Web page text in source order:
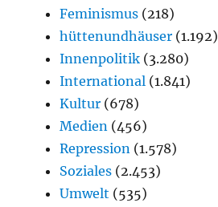
Feminismus (218)
hüttenundhäuser (1.192)
Innenpolitik (3.280)
International (1.841)
Kultur (678)
Medien (456)
Repression (1.578)
Soziales (2.453)
Umwelt (535)